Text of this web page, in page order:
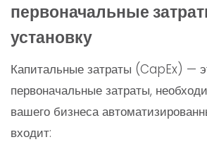
первоначальные
установку
Капитальные затраты (CapEx) —
первоначальные затраты,
вашего бизнеса
входит: